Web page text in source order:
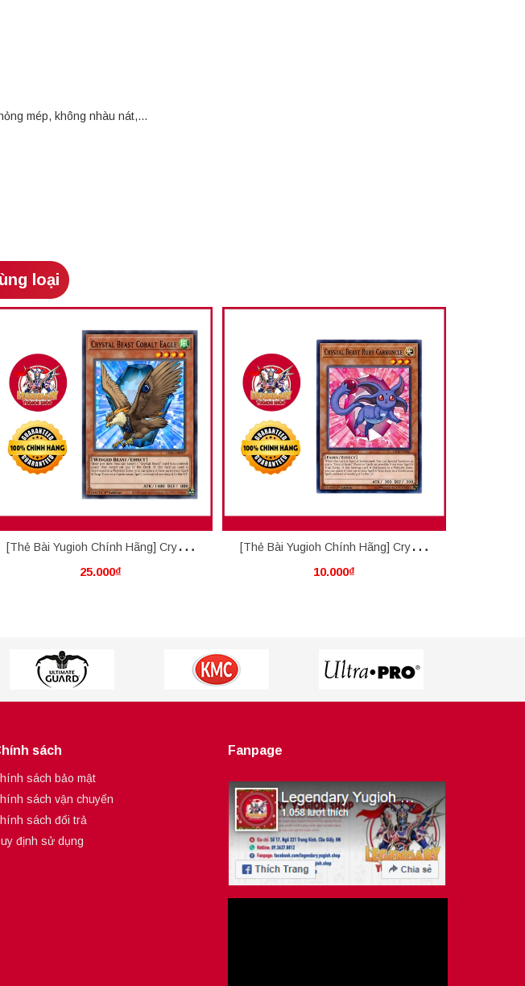
mép, không nhàu nát,...
loại
[Thẻ Bài Yugioh Chính Hãng] Crystal
Beast Cobalt Eagle
25.000₫
[Thẻ Bài Yugioh Chính Hãng] Crystal
Beast Ruby Carbuncle
10.000₫
sách
sách bảo mật
sách vận chuyển
sách đổi trả
định sử dụng
Fanpage